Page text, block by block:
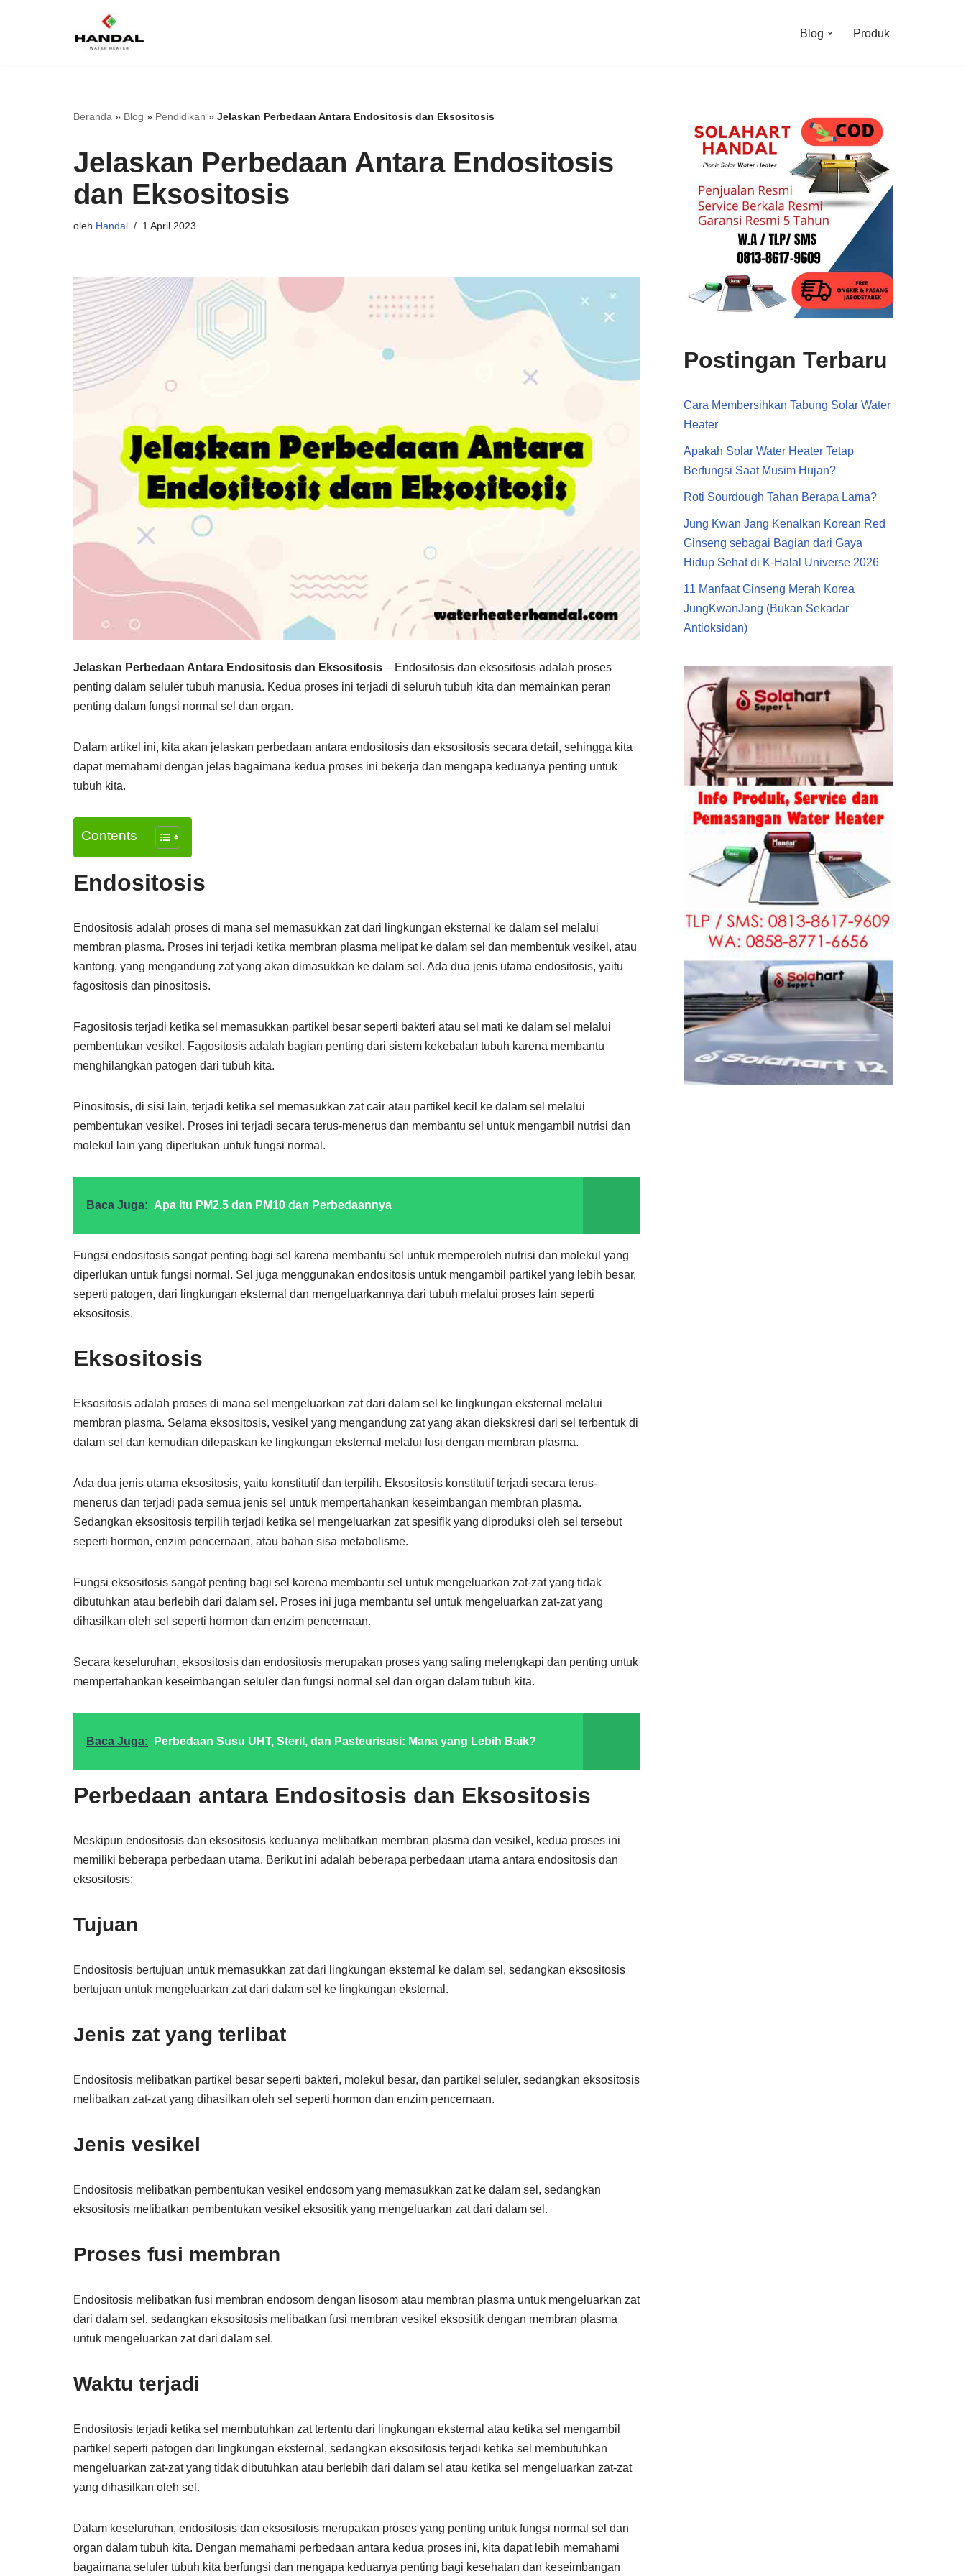
Blog Produk
Beranda » Blog » Pendidikan » Jelaskan Perbedaan Antara Endositosis dan Eksositosis
Jelaskan Perbedaan Antara Endositosis
dan Eksositosis
oleh Handal 1 April 2023
Jelaskan Perbedaan Antara Endositosis dan Eksositosis – Endositosis dan eksositosis adalah proses
penting dalam seluler tubuh manusia. Kedua proses ini terjadi di seluruh tubuh kita dan memainkan peran
penting dalam fungsi normal sel dan organ.
Dalam artikel ini, kita akan jelaskan perbedaan antara endositosis dan eksositosis secara detail, sehingga kita
dapat memahami dengan jelas bagaimana kedua proses ini bekerja dan mengapa keduanya penting untuk
tubuh kita.
Contents
Endositosis
Endositosis adalah proses di mana sel memasukkan zat dari lingkungan eksternal ke dalam sel melalui
membran plasma. Proses ini terjadi ketika membran plasma melipat ke dalam sel dan membentuk vesikel, atau
kantong, yang mengandung zat yang akan dimasukkan ke dalam sel. Ada dua jenis utama endositosis, yaitu
fagositosis dan pinositosis.
Fagositosis terjadi ketika sel memasukkan partikel besar seperti bakteri atau sel mati ke dalam sel melalui
pembentukan vesikel. Fagositosis adalah bagian penting dari sistem kekebalan tubuh karena membantu
menghilangkan patogen dari tubuh kita.
Pinositosis, di sisi lain, terjadi ketika sel memasukkan zat cair atau partikel kecil ke dalam sel melalui
pembentukan vesikel. Proses ini terjadi secara terus-menerus dan membantu sel untuk mengambil nutrisi dan
molekul lain yang diperlukan untuk fungsi normal.
Baca Juga: Apa Itu PM2.5 dan PM10 dan Perbedaannya
Fungsi endositosis sangat penting bagi sel karena membantu sel untuk memperoleh nutrisi dan molekul yang
diperlukan untuk fungsi normal. Sel juga menggunakan endositosis untuk mengambil partikel yang lebih besar,
seperti patogen, dari lingkungan eksternal dan mengeluarkannya dari tubuh melalui proses lain seperti
eksositosis.
Eksositosis
Eksositosis adalah proses di mana sel mengeluarkan zat dari dalam sel ke lingkungan eksternal melalui
membran plasma. Selama eksositosis, vesikel yang mengandung zat yang akan diekskresi dari sel terbentuk di
dalam sel dan kemudian dilepaskan ke lingkungan eksternal melalui fusi dengan membran plasma.
Ada dua jenis utama eksositosis, yaitu konstitutif dan terpilih. Eksositosis konstitutif terjadi secara terus-
menerus dan terjadi pada semua jenis sel untuk mempertahankan keseimbangan membran plasma.
Sedangkan eksositosis terpilih terjadi ketika sel mengeluarkan zat spesifik yang diproduksi oleh sel tersebut
seperti hormon, enzim pencernaan, atau bahan sisa metabolisme.
Fungsi eksositosis sangat penting bagi sel karena membantu sel untuk mengeluarkan zat-zat yang tidak
dibutuhkan atau berlebih dari dalam sel. Proses ini juga membantu sel untuk mengeluarkan zat-zat yang
dihasilkan oleh sel seperti hormon dan enzim pencernaan.
Secara keseluruhan, eksositosis dan endositosis merupakan proses yang saling melengkapi dan penting untuk
mempertahankan keseimbangan seluler dan fungsi normal sel dan organ dalam tubuh kita.
Baca Juga: Perbedaan Susu UHT, Steril, dan Pasteurisasi: Mana yang Lebih Baik?
Perbedaan antara Endositosis dan Eksositosis
Meskipun endositosis dan eksositosis keduanya melibatkan membran plasma dan vesikel, kedua proses ini
memiliki beberapa perbedaan utama. Berikut ini adalah beberapa perbedaan utama antara endositosis dan
eksositosis:
Tujuan
Endositosis bertujuan untuk memasukkan zat dari lingkungan eksternal ke dalam sel, sedangkan eksositosis
bertujuan untuk mengeluarkan zat dari dalam sel ke lingkungan eksternal.
Jenis zat yang terlibat
Endositosis melibatkan partikel besar seperti bakteri, molekul besar, dan partikel seluler, sedangkan eksositosis
melibatkan zat-zat yang dihasilkan oleh sel seperti hormon dan enzim pencernaan.
Jenis vesikel
Endositosis melibatkan pembentukan vesikel endosom yang memasukkan zat ke dalam sel, sedangkan
eksositosis melibatkan pembentukan vesikel eksositik yang mengeluarkan zat dari dalam sel.
Proses fusi membran
Endositosis melibatkan fusi membran endosom dengan lisosom atau membran plasma untuk mengeluarkan zat
dari dalam sel, sedangkan eksositosis melibatkan fusi membran vesikel eksositik dengan membran plasma
untuk mengeluarkan zat dari dalam sel.
Waktu terjadi
Endositosis terjadi ketika sel membutuhkan zat tertentu dari lingkungan eksternal atau ketika sel mengambil
partikel seperti patogen dari lingkungan eksternal, sedangkan eksositosis terjadi ketika sel membutuhkan
mengeluarkan zat-zat yang tidak dibutuhkan atau berlebih dari dalam sel atau ketika sel mengeluarkan zat-zat
yang dihasilkan oleh sel.
Dalam keseluruhan, endositosis dan eksositosis merupakan proses yang penting untuk fungsi normal sel dan
organ dalam tubuh kita. Dengan memahami perbedaan antara kedua proses ini, kita dapat lebih memahami
bagaimana seluler tubuh kita berfungsi dan mengapa keduanya penting bagi kesehatan dan keseimbangan
Postingan Terbaru
Cara Membersihkan Tabung Solar Water
Heater
Apakah Solar Water Heater Tetap
Berfungsi Saat Musim Hujan?
Roti Sourdough Tahan Berapa Lama?
Jung Kwan Jang Kenalkan Korean Red
Ginseng sebagai Bagian dari Gaya
Hidup Sehat di K-Halal Universe 2026
11 Manfaat Ginseng Merah Korea
JungKwanJang (Bukan Sekadar
Antioksidan)